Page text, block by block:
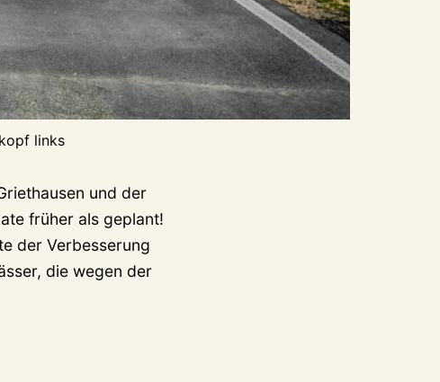
links
und der
früher als geplant!
der Verbesserung
die wegen der